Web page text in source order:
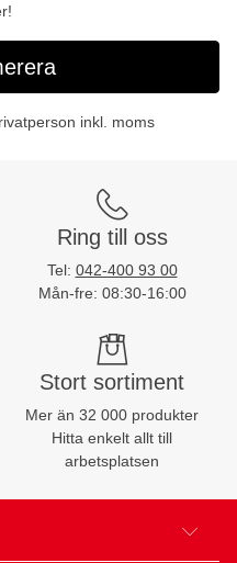
inkl. moms
Ring till oss
Tel: 042-400 93 00
Mån-fre: 08:30-16:00
Stort sortiment
Mer än 32 000 produkter
Hitta enkelt allt till
arbetsplatsen